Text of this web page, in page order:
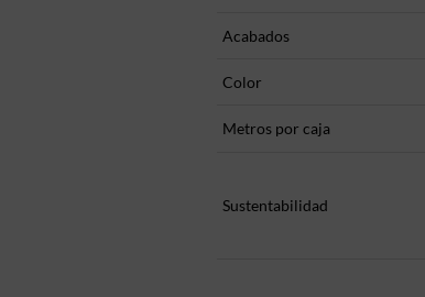
Acabados
Color
Metros por caja
Sustentabilidad